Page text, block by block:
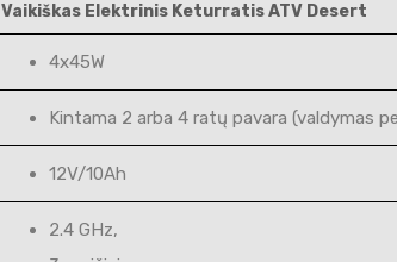
Vaikiškas Elektrinis Keturratis ATV Desert
4x45W
Kintama 2 arba 4 ratų pavara (valdymas
12V/10Ah
2.4 GHz,